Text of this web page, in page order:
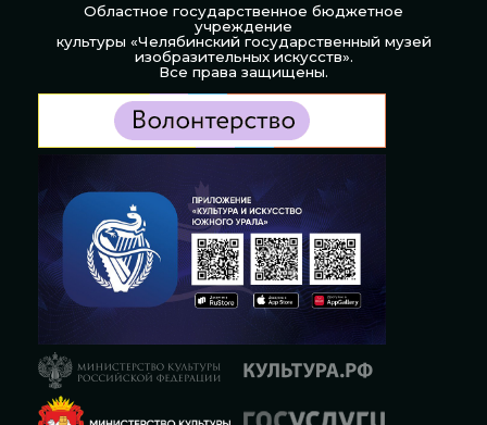
Областное государственное бюджетное
учреждение
культуры «Челябинский государственный музей
изобразительных искусств».
Все права защищены.